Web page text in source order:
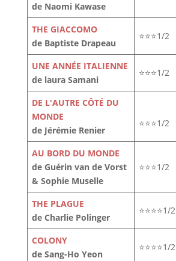
de Naomi Kawase
THE GIACCOMO
de Baptiste Drapeau
⭐⭐⭐1/2
UNE ANNÉE ITALIENNE
de laura Samani
⭐⭐⭐1/2
DE L'AUTRE CÔTÉ DU
MONDE
de Jérémie Renier
⭐⭐⭐1/2
AU BORD DU MONDE
de Guérin van de Vorst
& Sophie Muselle
⭐⭐⭐1/2
THE PLAGUE
de Charlie Polinger
⭐⭐⭐⭐1/2
COLONY
de Sang-Ho Yeon
⭐⭐⭐⭐1/2